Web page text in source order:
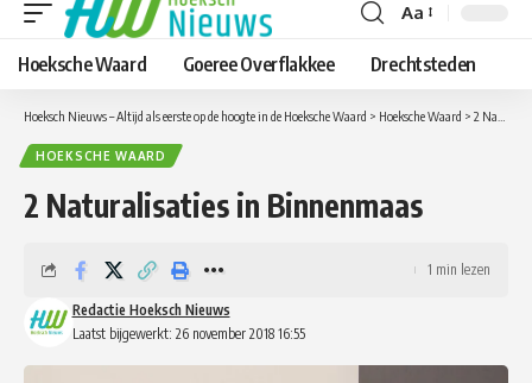
Lettergrootte
aanpassen
Aa
Hoeksche Waard Goeree Overflakkee Drechtsteden
Hoeksch Nieuws – Altijd als eerste op de hoogte in de Hoeksche Waard > Hoeksche Waard > 2 Naturalisaties in Binnenmaas
HOEKSCHE WAARD
2 Naturalisaties in Binnenmaas
Laatst bijgewerkt: 26 november 2018 16:55
Redactie Hoeksch Nieuws
1 min lezen